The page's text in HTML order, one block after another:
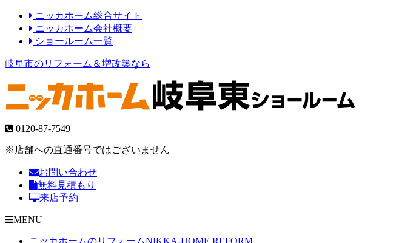
ニッカホーム総合サイト
ニッカホーム会社概要
ショールーム一覧
岐阜市のリフォーム＆増改築なら
0120-87-7549
※店舗への直通番号ではございません
お問い合わせ
無料見積もり
来店予約
MENU
ニッカホームのリフォームNIKKA-HOME REFORM